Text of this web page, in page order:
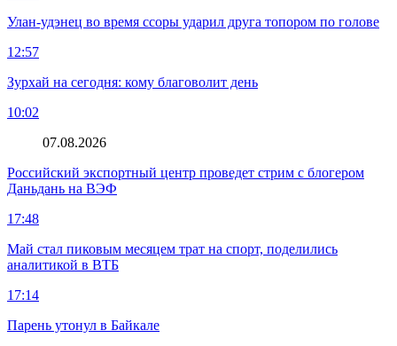
Улан-удэнец во время ссоры ударил друга топором по голове
12:57
Зурхай на сегодня: кому благоволит день
10:02
07.08.2026
Российский экспортный центр проведет стрим с блогером
Даньдань на ВЭФ
17:48
Май стал пиковым месяцем трат на спорт, поделились
аналитикой в ВТБ
17:14
Парень утонул в Байкале